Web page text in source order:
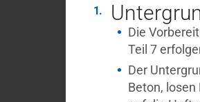
Die
Teil 7
Der
Beton,